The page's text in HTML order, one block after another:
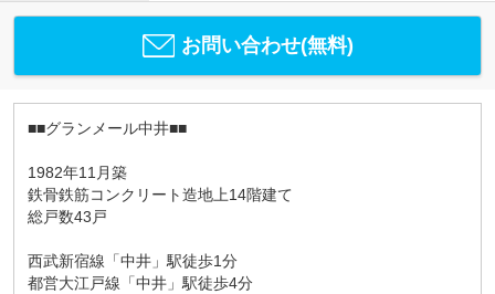
お問い合わせ(無料)
■■グランメール中井■■
1982年11月築
鉄骨鉄筋コンクリート造地上14階建て
総戸数43戸
西武新宿線「中井」駅徒歩1分
都営大江戸線「中井」駅徒歩4分